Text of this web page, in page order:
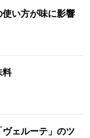
い方が味に影響
ェルーテ」のツ